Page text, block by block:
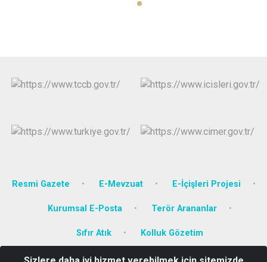
Resmi Gazete E-Mevzuat E-İçişleri Projesi
Kurumsal E-Posta Terör Arananlar
Sıfır Atık Kolluk Gözetim